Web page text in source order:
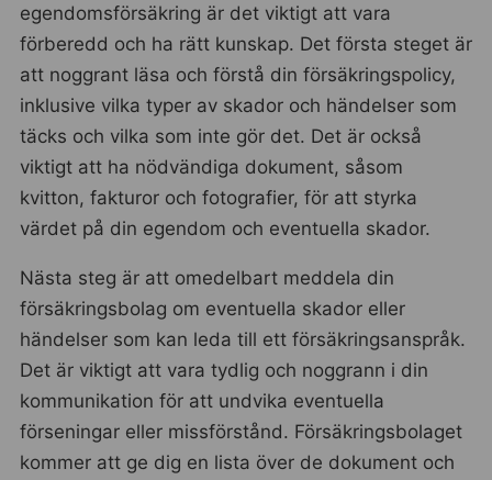
egendomsförsäkring är det viktigt att vara
förberedd och ha rätt kunskap. Det första steget är
att noggrant läsa och förstå din försäkringspolicy,
inklusive vilka typer av skador och händelser som
täcks och vilka som inte gör det. Det är också
viktigt att ha nödvändiga dokument, såsom
kvitton, fakturor och fotografier, för att styrka
värdet på din egendom och eventuella skador.
Nästa steg är att omedelbart meddela din
försäkringsbolag om eventuella skador eller
händelser som kan leda till ett försäkringsanspråk.
Det är viktigt att vara tydlig och noggrann i din
kommunikation för att undvika eventuella
förseningar eller missförstånd. Försäkringsbolaget
kommer att ge dig en lista över de dokument och